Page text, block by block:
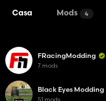
Casa Mods 4
FRacingModding
7 mods
Black Eyes Modding
51 mods